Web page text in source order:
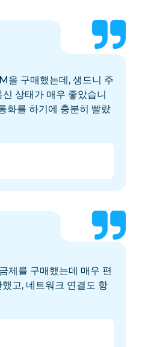
을 구매했는데, 생드니 주
상태가 매우 좋았습니
화를 하기에 충분히 빨랐
제를 구매했는데 매우 편
고, 네트워크 연결도 항